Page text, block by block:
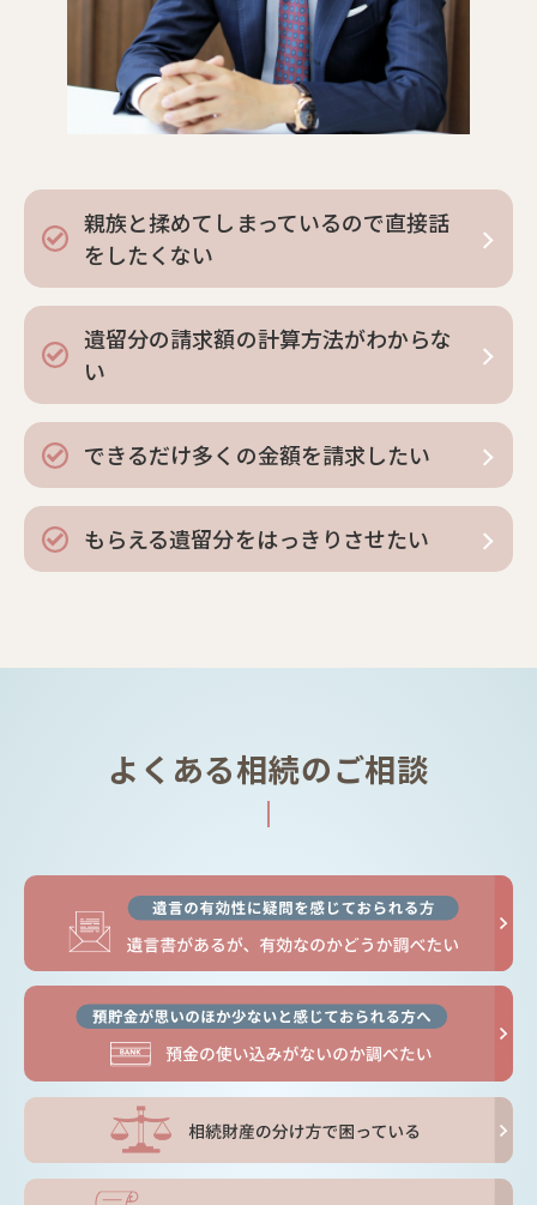
親族と揉めてしまっているので直接話
をしたくない
遺留分の請求額の計算方法がわからな
い
できるだけ多くの金額を請求したい
もらえる遺留分をはっきりさせたい
よくある相続のご相談